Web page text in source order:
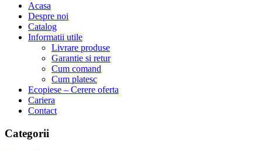
Acasa
Despre noi
Catalog
Informatii utile
Livrare produse
Garantie si retur
Cum comand
Cum platesc
Ecopiese – Cerere oferta
Cariera
Contact
Categorii